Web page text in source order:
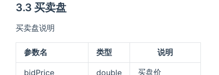
3.3 买卖盘
买卖盘说明
参数名 类型 说明
bidPrice double 买盘价